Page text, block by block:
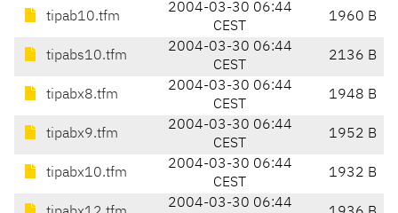
tipab10.tfm
2004-03-30 06:44
CEST
1960 B
tipabs10.tfm
2004-03-30 06:44
CEST
2136 B
tipabx8.tfm
2004-03-30 06:44
CEST
1948 B
tipabx9.tfm
2004-03-30 06:44
CEST
1952 B
tipabx10.tfm
2004-03-30 06:44
CEST
1932 B
2004-03-30 06:44